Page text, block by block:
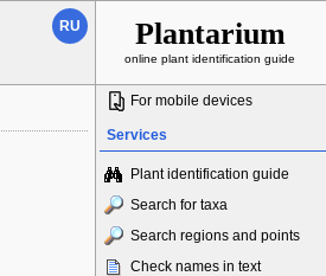
RU Plantarium
online plant identification guide
For mobile devices
Services
Plant identification guide
Search for taxa
Search regions and points
Check names in text